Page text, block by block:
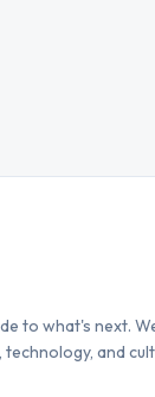
to what's next.
and